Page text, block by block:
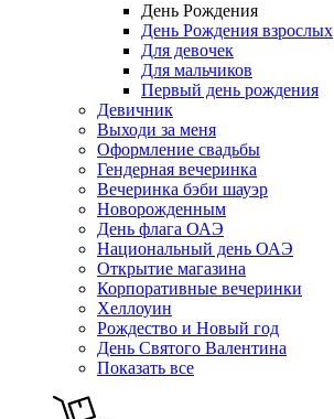
День Рождения
День Рождения взрослых
Для девочек
Для мальчиков
Первый день рождения
Девичник
Выходи за меня
Оформление свадьбы
Гендерная вечеринка
Вечеринка бэби шауэр
Новорожденным
День флага ОАЭ
Национальный день ОАЭ
Открытие магазина
Корпоративные вечеринки
Хеллоуин
Рождество и Новый год
День Святого Валентина
Показать все